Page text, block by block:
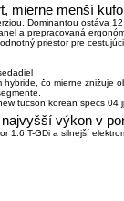
mierne menší
Dominantou ostáva
a prepracovaná
priestor pre
hybride, čo mierne znižuje
výkon v
1.6 T-GDi a silnejší